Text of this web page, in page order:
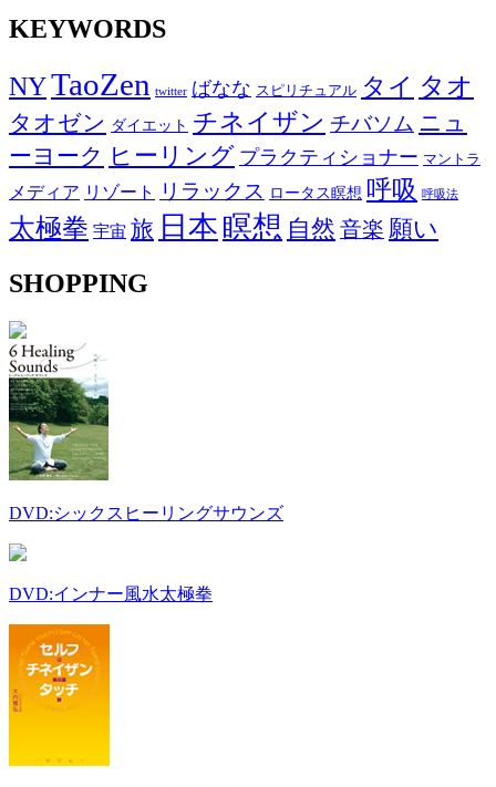
KEYWORDS
NYTaoZen twitter ばなな スピリチュアル タイ タオ
タオゼン ダイエット チネイザン チバソム ニュ
ーヨーク ヒーリング プラクティショナー マントラ
メディア リゾート リラックス ロータス瞑想 呼吸 呼吸法
太極拳 宇宙 旅 日本 瞑想 自然 音楽 願い
SHOPPING
DVD:シックスヒーリングサウンズ
DVD:インナー風水太極拳